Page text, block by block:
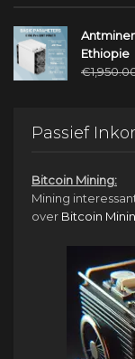
Antminer
Ethiopie
€
Passief
Bitcoin Mining:
Mining
over Bitcoin